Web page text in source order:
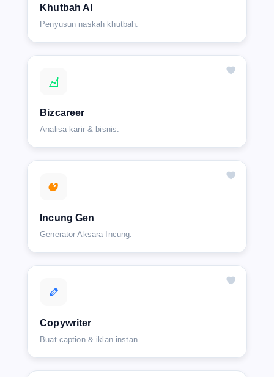
Khutbah AI
Penyusun naskah khutbah.
Bizcareer
Analisa karir & bisnis.
Incung Gen
Generator Aksara Incung.
Copywriter
Buat caption & iklan instan.